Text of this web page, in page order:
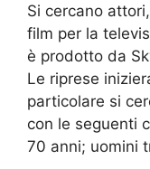
Si cercano
film per la
è prodotto da
Le riprese
particolare si
con le seguenti
70 anni; uomini